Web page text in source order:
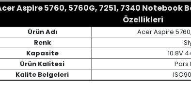
Aspire 5760, 5760G, 7251, 7340 Notebook
Özellikleri
Ürün Adı
Acer Aspire
Renk
Kapasite
10.8V
Ürün Kalitesi
Pars
Kalite Belgeleri